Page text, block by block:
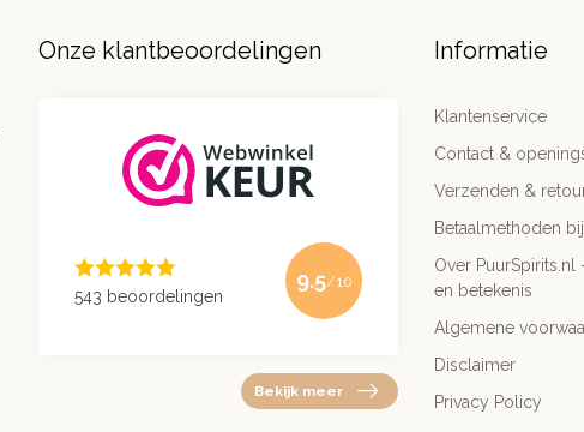
Onze klantbeoordelingen
543 beoordelingen
9.5/10
Bekijk meer
Informatie
Klantenservice
Contact &
Verzenden &
Betaalmethoden
Over PuurSpirits.nl
en betekenis
Algemene
Disclaimer
Privacy Policy